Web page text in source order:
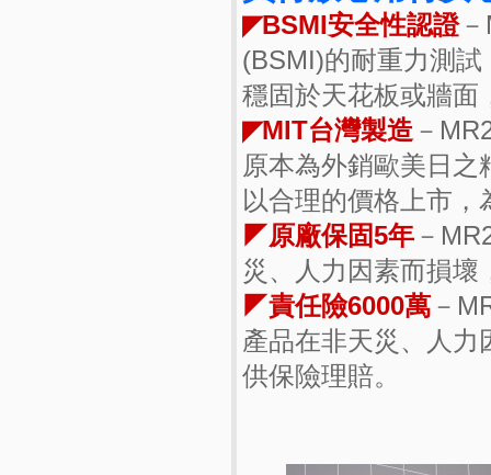
◤BSMI安全性認證－
(BSMI)的耐重力測
穩固於天花板或牆面
◤MIT台灣製造 －
原本為外銷歐美日
以合理的價格上市
◤原廠保固5年 －
災、人力因素而損
◤責任險6000萬 －
產品在非天災、人
供保險理賠。